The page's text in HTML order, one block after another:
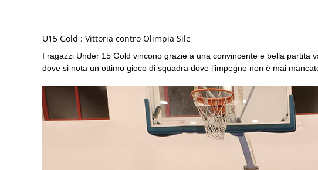
U15 Gold : Vittoria contro Olimpia Sile
I ragazzi Under 15 Gold vincono grazie a una convincente e bella partita
dove si nota un ottimo gioco di squadra dove l’impegno non è mai